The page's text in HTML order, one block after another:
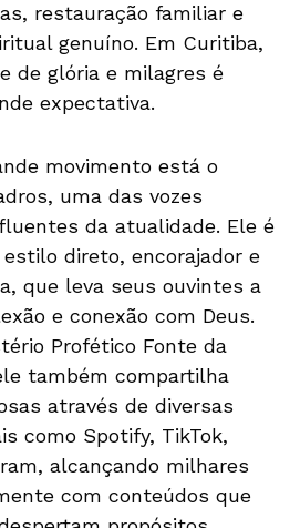
restauração familiar e
genuíno. Em Curitiba,
de glória e milagres é
expectativa.
movimento está o
uma das vozes
da atualidade. Ele é
direto, encorajador e
que leva seus ouvintes a
e conexão com Deus.
Profético Fonte da
também compartilha
através de diversas
como Spotify, TikTok,
alcançando milhares
com conteúdos que